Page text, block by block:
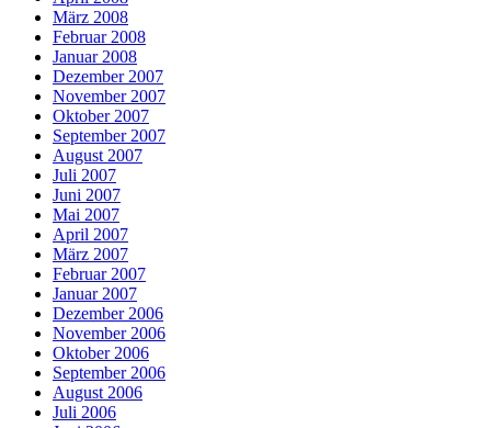
März 2008
Februar 2008
Januar 2008
Dezember 2007
November 2007
Oktober 2007
September 2007
August 2007
Juli 2007
Juni 2007
Mai 2007
April 2007
März 2007
Februar 2007
Januar 2007
Dezember 2006
November 2006
Oktober 2006
September 2006
August 2006
Juli 2006